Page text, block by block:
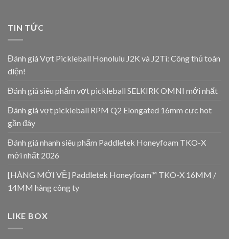
TIN TỨC
Đánh giá Vợt Pickleball Honolulu J2K và J2Ti: Công thủ toàn
diện!
Đánh giá siêu phẩm vợt pickleball SELKIRK OMNI mới nhất
Đánh giá vợt pickleball RPM Q2 Elongated 16mm cực hot
gần đây
Đánh giá nhanh siêu phẩm Paddletek Honeyfoam TKO-X
mới nhất 2026
[HÀNG MỚI VỀ] Paddletek Honeyfoam™ TKO-X 16MM /
14MM hàng công ty
LIKE BOX